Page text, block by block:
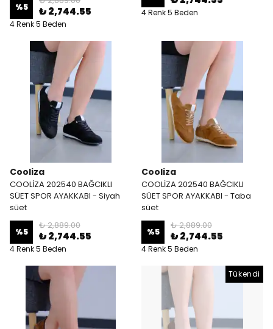
%5 ₺ 2,744.55
4 Renk 5 Beden
4 Renk 5 Beden
Cooliza
COOLİZA 202540 BAĞCIKLI
SÜET SPOR AYAKKABI - Siyah
süet
%5
₺ 2,889.00
₺ 2,744.55
4 Renk 5 Beden
Cooliza
COOLİZA 202540 BAĞCIKLI
SÜET SPOR AYAKKABI - Taba
süet
%5
₺ 2,889.00
₺ 2,744.55
4 Renk 5 Beden
Tükendi